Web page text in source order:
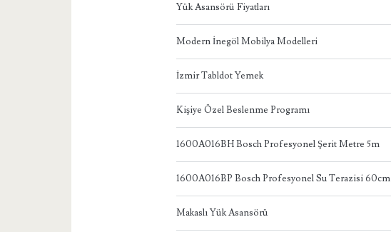
Yük Asansörü Fiyatları
Modern İnegöl Mobilya Modelleri
İzmir Tabldot Yemek
Kişiye Özel Beslenme Programı
1600A016BH Bosch Profesyonel Şerit Metre 5m
1600A016BP Bosch Profesyonel Su Terazisi 60cm
Makaslı Yük Asansörü